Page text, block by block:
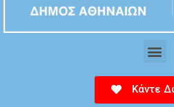
Κάντε